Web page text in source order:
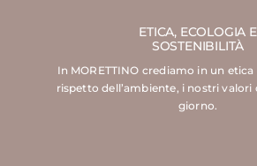
ETICA, ECOLOGIA E
SOSTENIBILITÀ
In MORETTINO crediamo in un
rispetto dell’ambiente, i nostri
giorno.